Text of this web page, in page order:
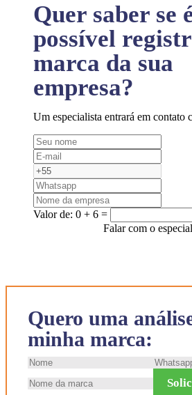
Quero uma
minha marca:
Quer saber se
possível
marca da sua
empresa?
Um especialista entrará em contato
Valor de: 0 + 6 =
Falar com o